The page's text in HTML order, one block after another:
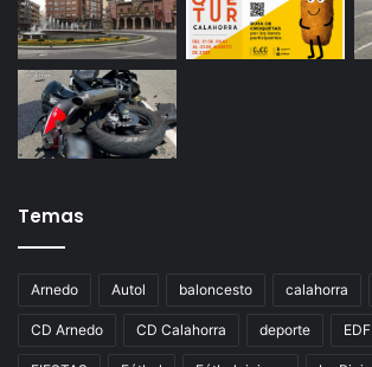
Temas
Arnedo Autol baloncesto calahorra
CD Arnedo CD Calahorra deporte EDF